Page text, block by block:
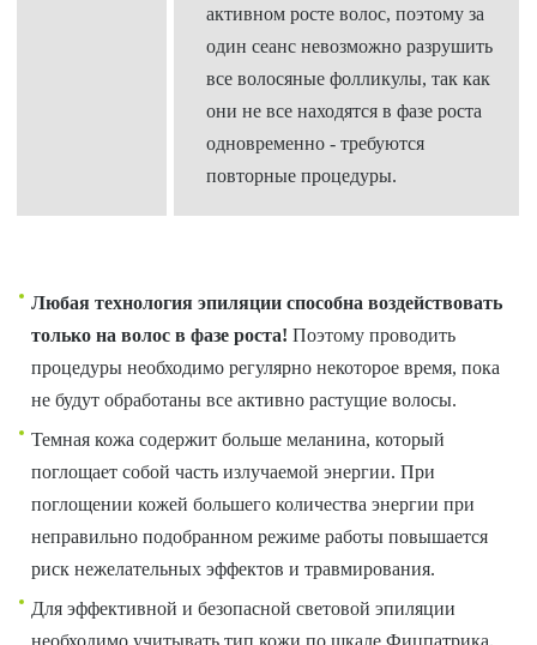
активном росте волос, поэтому за
один сеанс невозможно разрушить
все волосяные фолликулы, так как
они не все находятся в фазе роста
одновременно - требуются
повторные процедуры.
Любая технология эпиляции способна воздействовать
только на волос в фазе роста! Поэтому проводить
процедуры необходимо регулярно некоторое время, пока
не будут обработаны все активно растущие волосы.
Темная кожа содержит больше меланина, который
поглощает собой часть излучаемой энергии. При
поглощении кожей большего количества энергии при
неправильно подобранном режиме работы повышается
риск нежелательных эффектов и травмирования.
Для эффективной и безопасной световой эпиляции
необходимо учитывать тип кожи по шкале Фицпатрика.